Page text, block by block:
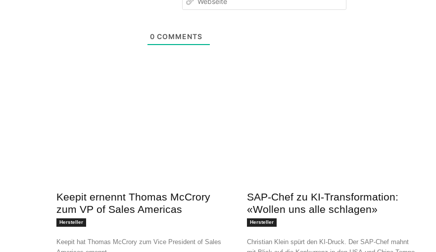
0 COMMENTS
Keepit ernennt Thomas McCrory
zum VP of Sales Americas
Hersteller
Keepit hat Thomas McCrory zum Vice President of Sales
SAP-Chef zu KI-Transformation:
«Wollen uns alle schlagen»
Hersteller
Christian Klein spürt den KI-Druck. Der SAP-Chef mahnt